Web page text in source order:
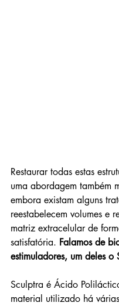
Restaurar todas estas
uma abordagem também
embora existam alguns
reestabelecem volumes e
matriz extracelular de
satisfatória. Falamos de
estimuladores, um deles
Sculptra é Ácido
material utilizado há